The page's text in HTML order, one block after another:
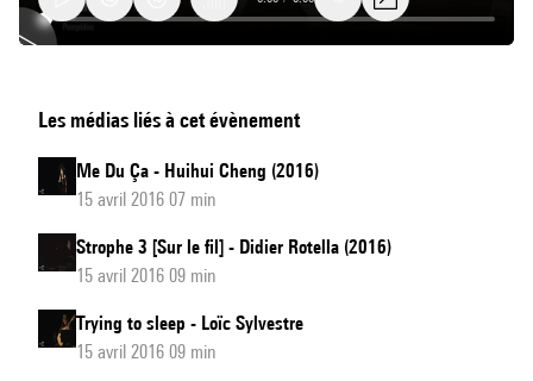
de
deux
Les médias liés à cet évènement
Me Du Ça - Huihui Cheng (2016)
15 avril 2016 07 min
Strophe 3 [Sur le fil] - Didier Rotella (2016)
15 avril 2016 09 min
Trying to sleep - Loïc Sylvestre
15 avril 2016 09 min